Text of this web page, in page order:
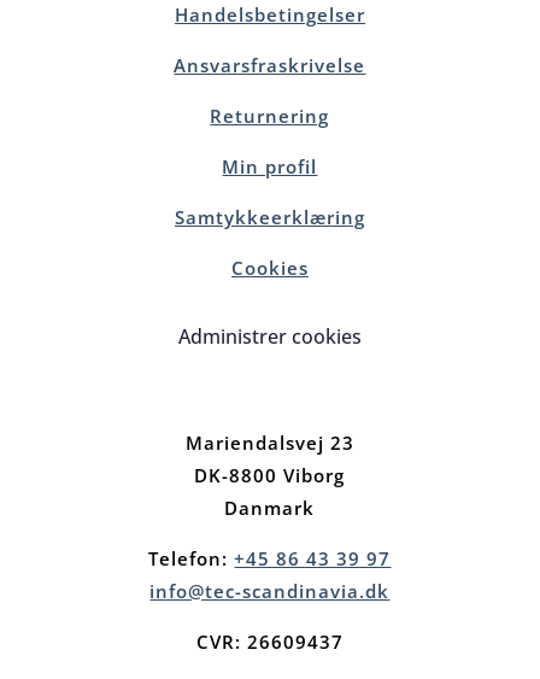
Handelsbetingelser
Ansvarsfraskrivelse
Returnering
Min profil
Samtykkeerklæring
Cookies
Administrer cookies
Mariendalsvej 23
DK-8800 Viborg
Danmark
Telefon:+45 86 43 39 97
info@tec-scandinavia.dk
CVR: 26609437